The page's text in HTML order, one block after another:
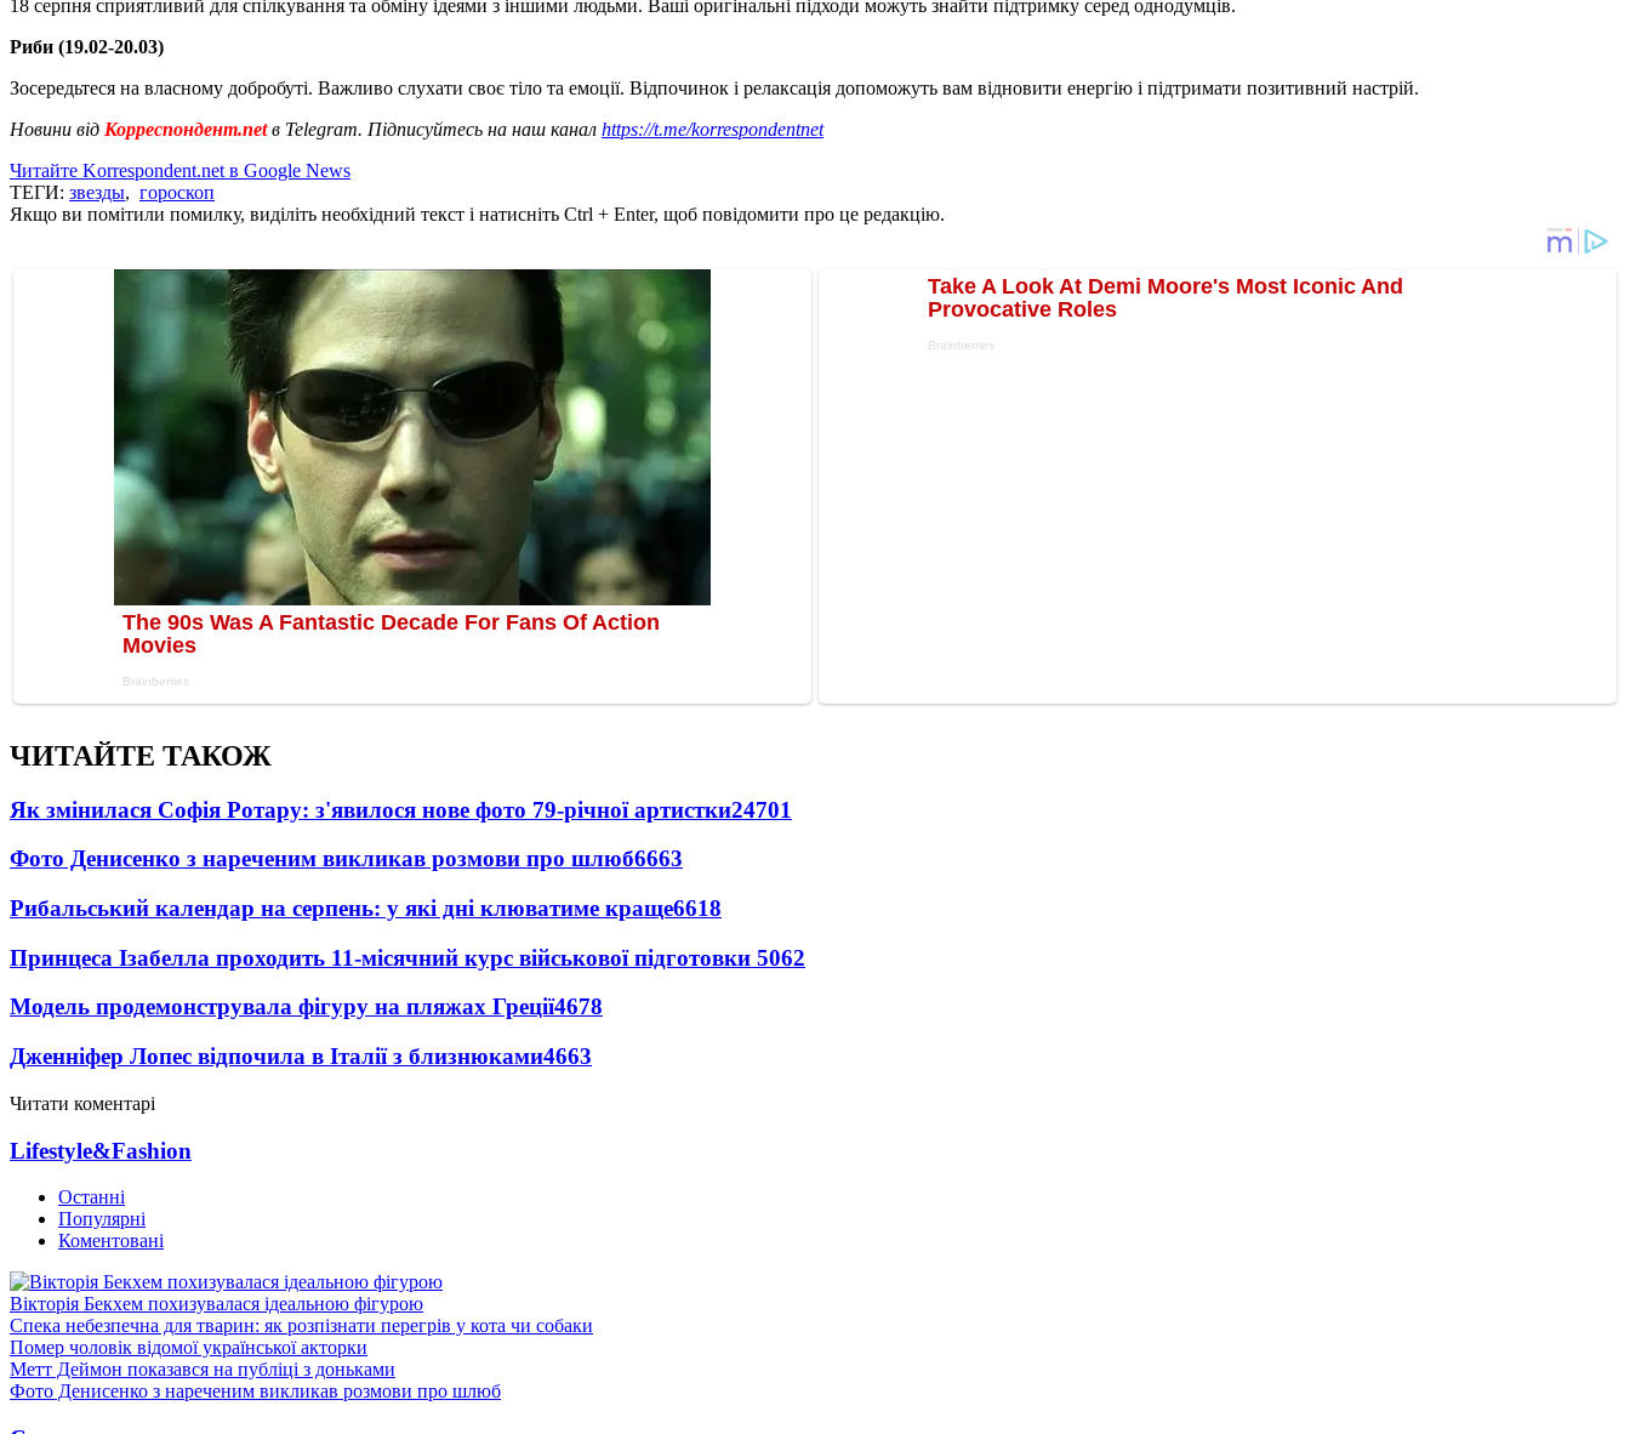
18 серпня сприятливий для спілкування та обміну ідеями з іншими людьми. Ваші оригінальні підходи можуть знайти підтримку серед однодумців.
Риби (19.02-20.03)
Зосередьтеся на власному добробуті. Важливо слухати своє тіло та емоції. Відпочинок і релаксація допоможуть вам відновити енергію і підтримати позитивний настрій.
Новини від Корреспондент.netв Telegram. Підписуйтесь на наш канал https://t.me/korrespondentnet
Читайте Korrespondent.net в Google News
ТЕГИ: звезды, гороскоп
Якщо ви помітили помилку, виділіть необхідний текст і натисніть Ctrl + Enter, щоб повідомити про це редакцію.
ЧИТАЙТЕ ТАКОЖ
Як змінилася Софія Ротару: з'явилося нове фото 79-річної артистки24701
Фото Денисенко з нареченим викликав розмови про шлюб6663
Рибальський календар на серпень: у які дні клюватиме краще6618
Принцеса Ізабелла проходить 11-місячний курс військової підготовки 5062
Модель продемонструвала фігуру на пляжах Греції4678
Дженніфер Лопес відпочила в Італії з близнюками4663
Читати коментарі
Lifestyle&Fashion
Останні
Популярні
Коментовані
Вікторія Бекхем похизувалася ідеальною фігурою
Спека небезпечна для тварин: як розпізнати перегрів у кота чи собаки
Помер чоловік відомої української акторки
Метт Деймон показався на публіці з доньками
Фото Денисенко з нареченим викликав розмови про шлюб